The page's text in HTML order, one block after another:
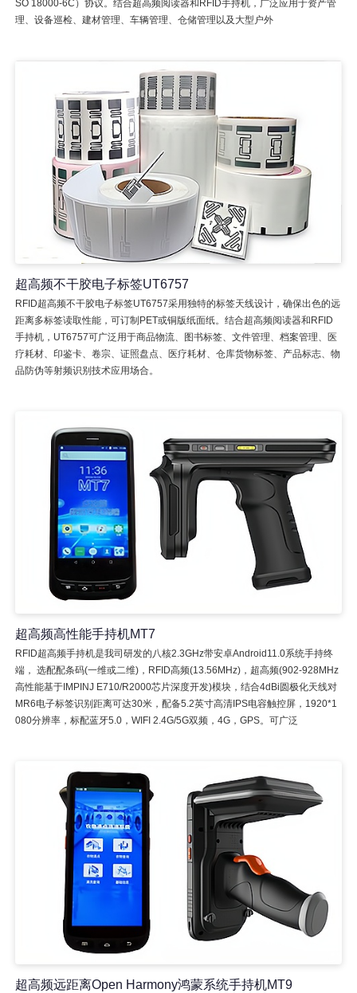
SO 18000-6C）协议。结合超高频阅读器和RFID手持机，广泛应用于资产管
理、设备巡检、建材管理、车辆管理、仓储管理以及大型户外
超高频不干胶电子标签UT6757
RFID超高频不干胶电子标签UT6757采用独特的标签天线设计，确保出色的远
距离多标签读取性能，可订制PET或铜版纸面纸。结合超高频阅读器和RFID
手持机，UT6757可广泛用于商品物流、图书标签、文件管理、档案管理、医
疗耗材、印鉴卡、卷宗、证照盘点、医疗耗材、仓库货物标签、产品标志、物
品防伪等射频识别技术应用场合。
超高频高性能手持机MT7
RFID超高频手持机是我司研发的八核2.3GHz带安卓Android11.0系统手持终
端， 选配配条码(一维或二维)，RFID高频(13.56MHz)，超高频(902-928MHz
高性能基于IMPINJ E710/R2000芯片深度开发)模块，结合4dBi圆极化天线对
MR6电子标签识别距离可达30米，配备5.2英寸高清IPS电容触控屏，1920*1
080分辨率，标配蓝牙5.0，WIFI 2.4G/5G双频，4G，GPS。可广泛
超高频远距离Open Harmony鸿蒙系统手持机MT9